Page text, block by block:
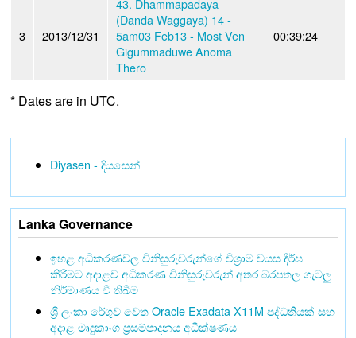
3 2013/12/31
(Danda Waggaya) 14 -
5am03 Feb13 - Most Ven
Gigummaduwe Anoma
Thero
00:39:24
* Dates are in UTC.
Diyasen - දියසෙන්
Lanka Governance
ඉහළ අධිකරණවල විනිසුරුවරුන්ගේ විශ්‍රාම වයස දීර්ඝ
කිරීමට අදාළව අධිකරණ විනිසුරුවරුන් අතර බරපතල ගැටලු
නිර්මාණය වී තිබීම
ශ්‍රී ලංකා රේගුව වෙත Oracle Exadata X11M පද්ධතියක් සහ
අදාළ මෘදුකාංග ප්‍රසම්පාදනය අධීක්ෂණය